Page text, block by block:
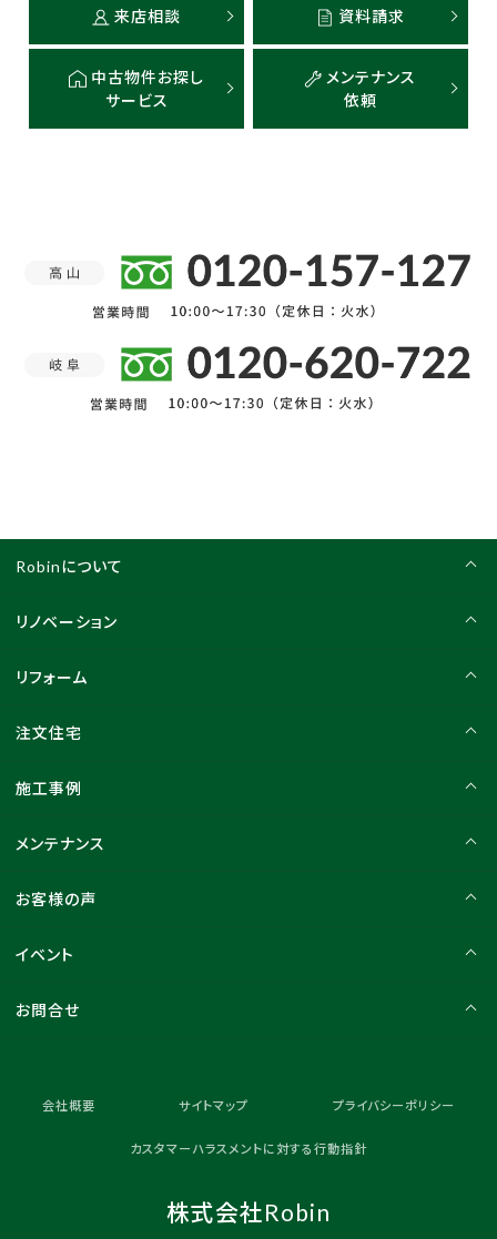
来店相談 資料請求
中古物件お探し
サービス
メンテナンス
依頼
Robinについて
リノベーション
リフォーム
注文住宅
施工事例
メンテナンス
お客様の声
イベント
お問合せ
会社概要 サイトマップ プライバシーポリシー
カスタマーハラスメントに対する行動指針
株式会社Robin